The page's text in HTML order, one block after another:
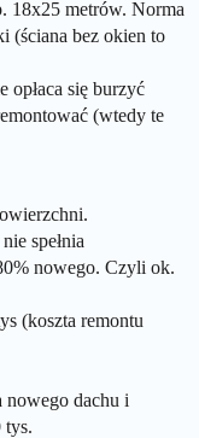
18x25 metrów. Norma
(ściana bez okien to
opłaca się burzyć
(wtedy te
spełnia
nowego. Czyli ok.
(koszta remontu
nowego dachu i
tys.